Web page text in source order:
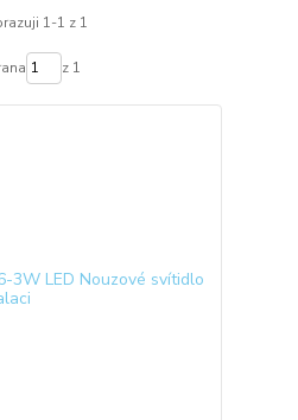
1-1 z 1
z 1